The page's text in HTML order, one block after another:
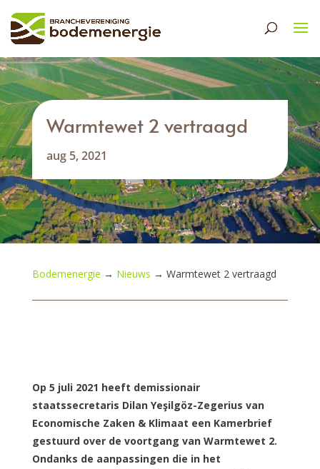
Warmtewet 2 vertraagd
aug 5, 2021
Bodemenergie → Nieuws → Warmtewet 2 vertraagd
Op 5 juli 2021 heeft demissionair
staatssecretaris Dilan Yeşilgöz-Zegerius van
Economische Zaken & Klimaat een Kamerbrief
gestuurd over de voortgang van Warmtewet 2.
Ondanks de aanpassingen die in het